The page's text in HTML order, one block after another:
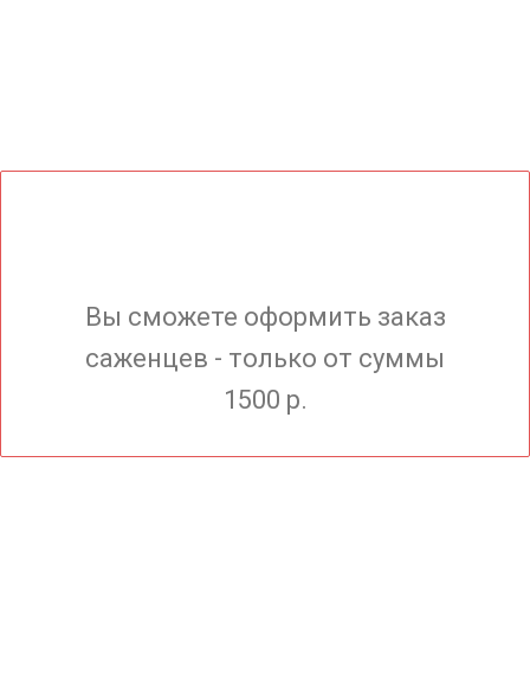
Вы сможете оформить заказ
саженцев - только от суммы
1500 р.